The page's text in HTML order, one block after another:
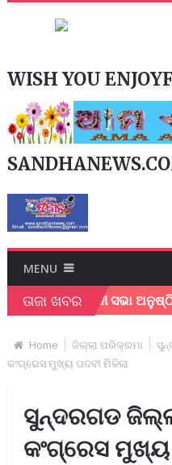
WISH YOU
MENU
ତାଜା ଖବରସଭା ଅନୁଷ୍ଠିତ ହେବ
Home ଜିଲ୍ଲା ପରିକ୍ରମା
କଂଗ୍ରେସ ମୁଖ୍ୟ ପଦବୀ ମିଳିଲା
ସୁନ୍ଦରଗଡ
କଂଗ୍ରେସ ମୁଖ୍ୟ